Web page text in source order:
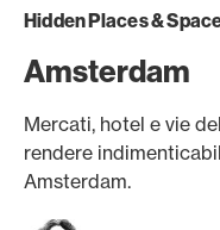
Hidden Places &
Amsterdam
Mercati, hotel e vie
rendere
Amsterdam.